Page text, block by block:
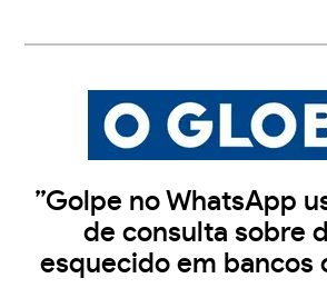
”Golpe no WhatsApp
de consulta sobre
esquecido em bancos